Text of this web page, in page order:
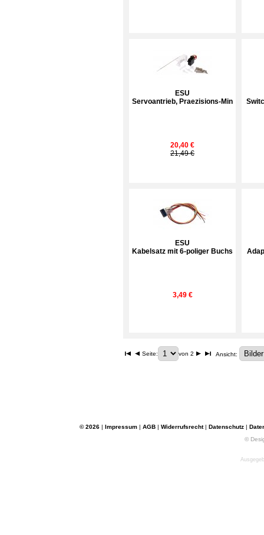
ESU
Servoantrieb, Praezisions-Min
20,40 €
21,49 €
ESU
Kabelsatz mit 6-poliger Buchs
3,49 €
Seite: von 2 Ansicht:
© 2026 | Impressum | AGB | Widerrufsrecht| Datenschutz |
©